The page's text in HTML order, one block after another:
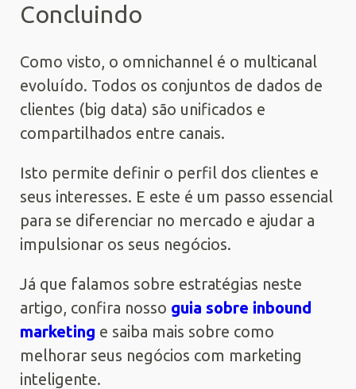
Concluindo
Como visto, o omnichannel é o multicanal
evoluído. Todos os conjuntos de dados de
clientes (big data) são unificados e
compartilhados entre canais.
Isto permite definir o perfil dos clientes e
seus interesses. E este é um passo essencial
para se diferenciar no mercado e ajudar a
impulsionar os seus negócios.
Já que falamos sobre estratégias neste
artigo, confira nosso guia sobre inbound
marketing e saiba mais sobre como
melhorar seus negócios com marketing
inteligente.